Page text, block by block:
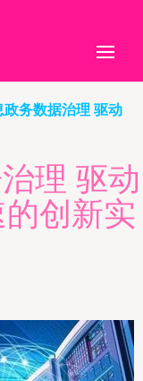
政务数据治理 驱动
理 驱动
创新实